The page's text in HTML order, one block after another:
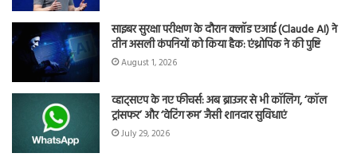
साइबर सुरक्षा परीक्षण के दौरान क्लॉड एआई (Claude AI) ने
तीन असली कंपनियों को किया हैक: एंथ्रोपिक ने की पुष्टि
August 1, 2026
व्हाट्सएप के नए फीचर्स: अब ब्राउजर से भी कॉलिंग, ‘कॉल
ट्रांसफर’ और ‘वेटिंग रूम’ जैसी शानदार सुविधाएं
July 29, 2026